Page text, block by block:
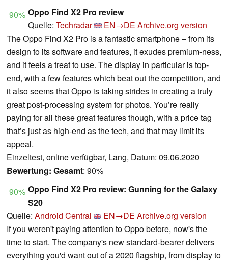
90% Oppo Find X2 Pro review
Quelle: Techradar EN→DE Archive.org version
The Oppo Find X2 Pro is a fantastic smartphone – from its
design to its software and features, it exudes premium-ness,
and it feels a treat to use. The display in particular is top-
end, with a few features which beat out the competition, and
it also seems that Oppo is taking strides in creating a truly
great post-processing system for photos. You’re really
paying for all these great features though, with a price tag
that’s just as high-end as the tech, and that may limit its
appeal.
Einzeltest, online verfügbar, Lang, Datum: 09.06.2020
Bewertung: Gesamt: 90%
90% Oppo Find X2 Pro review: Gunning for the Galaxy
S20
Quelle: Android Central EN→DE Archive.org version
If you weren't paying attention to Oppo before, now's the
time to start. The company's new standard-bearer delivers
everything you'd want out of a 2020 flagship, from display to